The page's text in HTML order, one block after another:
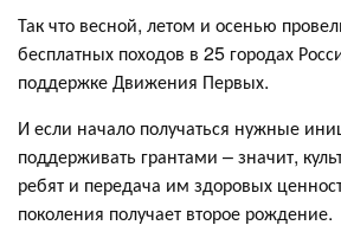
Так что весной, летом и осенью
бесплатных походов в 25 городах
поддержке Движения Первых.
И если начало получаться нужные
поддерживать грантами – значит,
ребят и передача им здоровых
поколения получает второе рождение.